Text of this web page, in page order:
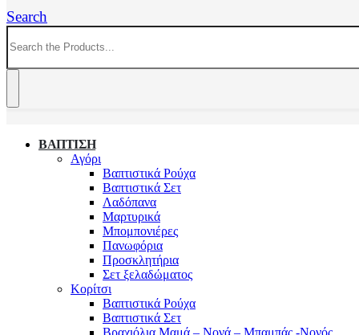
Search
ΒΑΠΤΙΣΗ
Αγόρι
Βαπτιστικά Ρούχα
Βαπτιστικά Σετ
Λαδόπανα
Μαρτυρικά
Μπομπονιέρες
Πανωφόρια
Προσκλητήρια
Σετ ξελαδώματος
Κορίτσι
Βαπτιστικά Ρούχα
Βαπτιστικά Σετ
Βραχιόλια Μαμά – Νονά – Μπαμπάς -Νονός